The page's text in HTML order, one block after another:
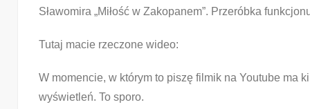
Sławomira „Miłość w Zakopanem”. Przeróbka
Tutaj macie rzeczone wideo:
W momencie, w którym to piszę filmik na Youtube ma
wyświetleń. To sporo.